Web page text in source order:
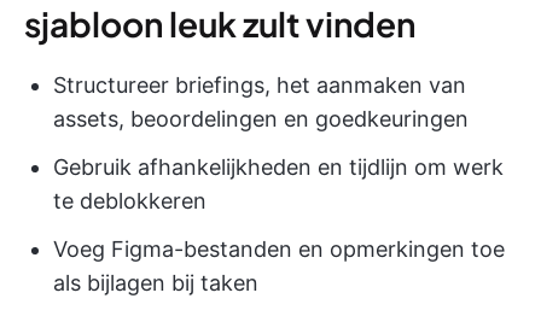
sjabloon leuk zult vinden
Structureer briefings, het aanmaken van
assets, beoordelingen en goedkeuringen
Gebruik afhankelijkheden en tijdlijn om werk
te deblokkeren
Voeg Figma-bestanden en opmerkingen toe
als bijlagen bij taken